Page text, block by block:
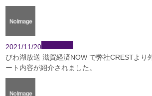
2021/11/20
びわ湖放送 滋賀経済NOW で弊社CRESTより
ート内容が紹介されました。